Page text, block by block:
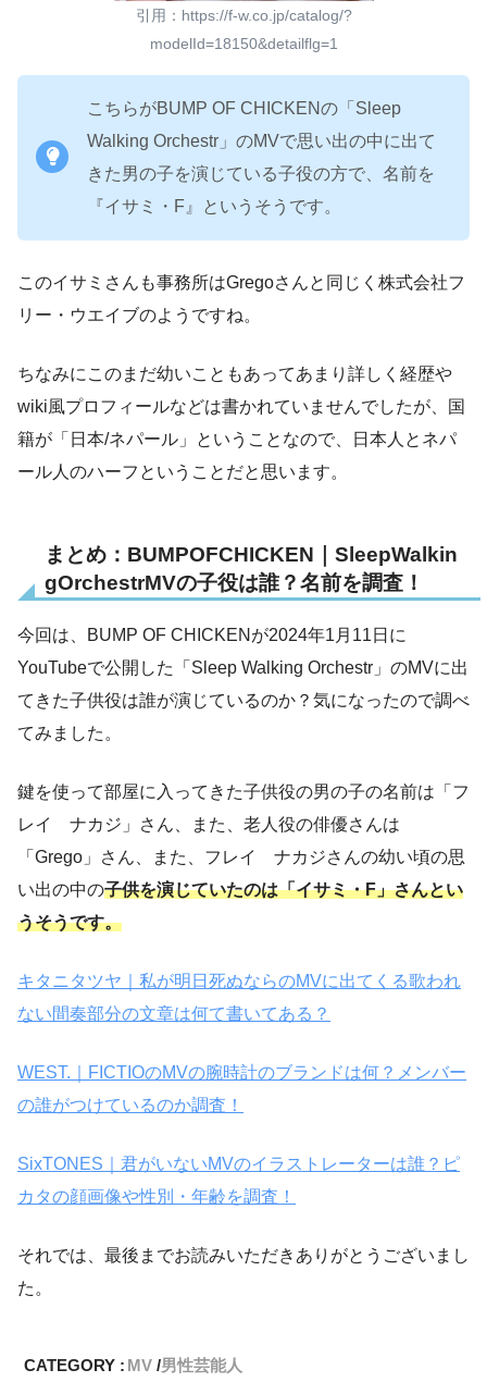
引用：https://f-w.co.jp/catalog/?
modelId=18150&detailflg=1
こちらがBUMP OF CHICKENの「Sleep
Walking Orchestr」のMVで思い出の中に出て
きた男の子を演じている子役の方で、名前を
『イサミ・F』というそうです。
このイサミさんも事務所はGregoさんと同じく株式会社フ
リー・ウエイブのようですね。
ちなみにこのまだ幼いこともあってあまり詳しく経歴や
wiki風プロフィールなどは書かれていませんでしたが、国
籍が「日本/ネパール」ということなので、日本人とネパ
ール人のハーフということだと思います。
まとめ：BUMPOFCHICKEN｜SleepWalkin
gOrchestrMVの子役は誰？名前を調査！
今回は、BUMP OF CHICKENが2024年1月11日に
YouTubeで公開した「Sleep Walking Orchestr」のMVに出
てきた子供役は誰が演じているのか？気になったので調べ
てみました。
鍵を使って部屋に入ってきた子供役の男の子の名前は「フ
レイ ナカジ」さん、また、老人役の俳優さんは
「Grego」さん、また、フレイ ナカジさんの幼い頃の思
い出の中の子供を演じていたのは「イサミ・F」さんとい
うそうです。
キタニタツヤ｜私が明日死ぬならのMVに出てくる歌われ
ない間奏部分の文章は何て書いてある？
WEST.｜FICTIOのMVの腕時計のブランドは何？メンバー
の誰がつけているのか調査！
SixTONES｜君がいないMVのイラストレーターは誰？ピ
カタの顔画像や性別・年齢を調査！
それでは、最後までお読みいただきありがとうございまし
た。
CATEGORY : MV 男性芸能人